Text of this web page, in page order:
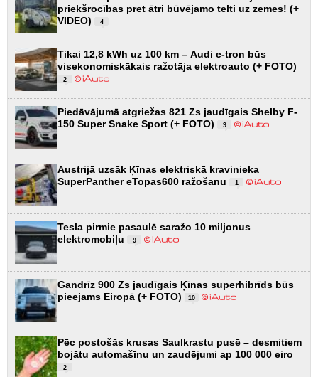
priekšrocības pret ātri būvējamo telti uz zemes! (+
VIDEO)
4
Tikai 12,8 kWh uz 100 km – Audi e-tron būs
visekonomiskākais ražotāja elektroauto (+ FOTO)
2
Piedāvājumā atgriežas 821 Zs jaudīgais Shelby F-
150 Super Snake Sport (+ FOTO)
9
Austrijā uzsāk Ķīnas elektriskā kravinieka
SuperPanther eTopas600 ražošanu
1
Tesla pirmie pasaulē saražo 10 miljonus
elektromobiļu
9
Gandrīz 900 Zs jaudīgais Ķīnas superhibrīds būs
pieejams Eiropā (+ FOTO)
10
Pēc postošās krusas Saulkrastu pusē – desmitiem
bojātu automašīnu un zaudējumi ap 100 000 eiro
2